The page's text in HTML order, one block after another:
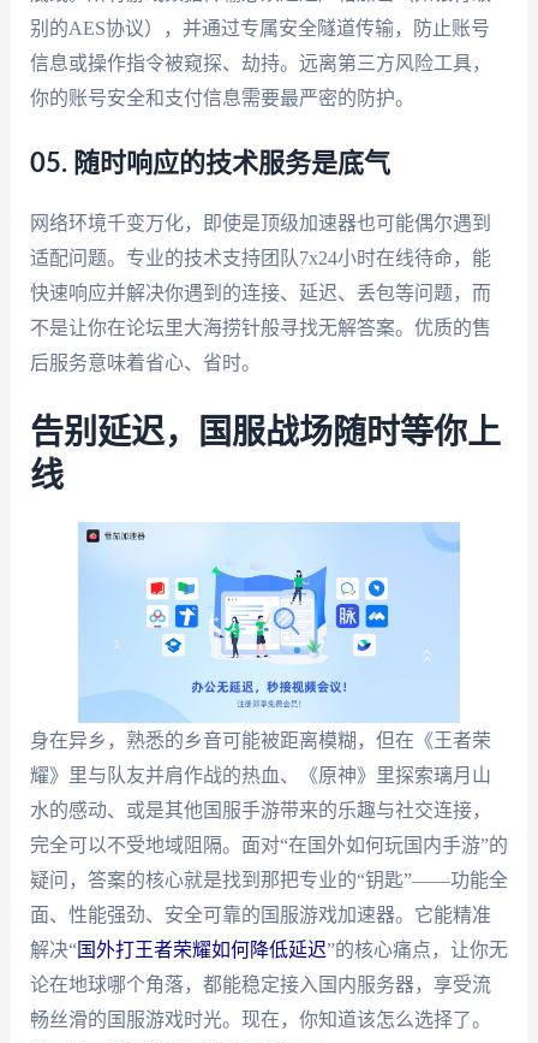
别的AES协议），并通过专属安全隧道传输，防止账号
信息或操作指令被窥探、劫持。远离第三方风险工具，
你的账号安全和支付信息需要最严密的防护。
05. 随时响应的技术服务是底气
网络环境千变万化，即使是顶级加速器也可能偶尔遇到
适配问题。专业的技术支持团队7x24小时在线待命，能
快速响应并解决你遇到的连接、延迟、丢包等问题，而
不是让你在论坛里大海捞针般寻找无解答案。优质的售
后服务意味着省心、省时。
告别延迟，国服战场随时等你上
线
身在异乡，熟悉的乡音可能被距离模糊，但在《王者荣
耀》里与队友并肩作战的热血、《原神》里探索璃月山
水的感动、或是其他国服手游带来的乐趣与社交连接，
完全可以不受地域阻隔。面对“在国外如何玩国内手游”的
疑问，答案的核心就是找到那把专业的“钥匙”——功能全
面、性能强劲、安全可靠的国服游戏加速器。它能精准
解决“国外打王者荣耀如何降低延迟”的核心痛点，让你无
论在地球哪个角落，都能稳定接入国内服务器，享受流
畅丝滑的国服游戏时光。现在，你知道该怎么选择了。